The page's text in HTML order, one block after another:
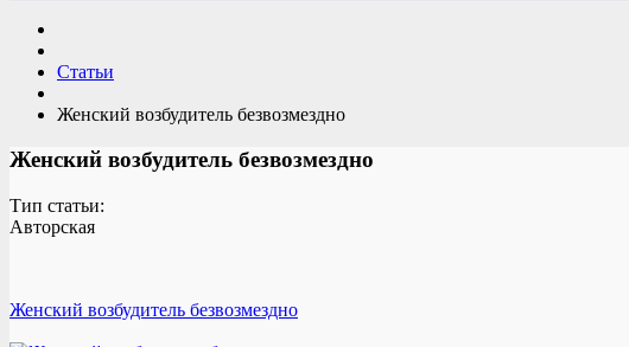
Статьи
Женский возбудитель безвозмездно
Женский возбудитель безвозмездно
Тип статьи:
Авторская
Женский возбудитель безвозмездно